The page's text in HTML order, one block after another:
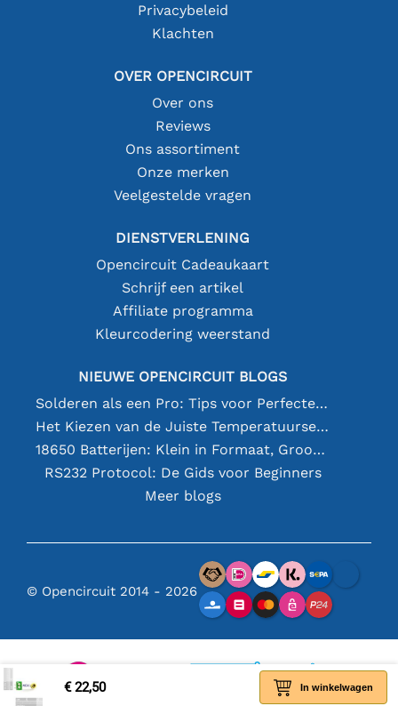
€ 22,50 In winkelwagen
Privacybeleid
Klachten
OVER OPENCIRCUIT
Over ons
Reviews
Ons assortiment
Onze merken
Veelgestelde vragen
DIENSTVERLENING
Opencircuit Cadeaukaart
Schrijf een artikel
Affiliate programma
Kleurcodering weerstand
NIEUWE OPENCIRCUIT BLOGS
Solderen als een Pro: Tips voor Perfecte Elektronische Verbindingen
Het Kiezen van de Juiste Temperatuursensor [youtube]
18650 Batterijen: Klein in Formaat, Groot in Prestatie
RS232 Protocol: De Gids voor Beginners
Meer blogs
© Opencircuit 2014 - 2026